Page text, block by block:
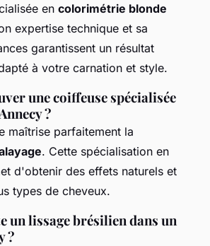
en colorimétrie blonde
expertise technique et sa
garantissent un résultat
à votre carnation et style.
une coiffeuse spécialisée
?
maîtrise parfaitement la
. Cette spécialisation en
d'obtenir des effets naturels et
types de cheveux.
un lissage brésilien dans un
?